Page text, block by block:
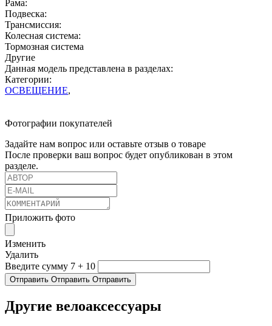
Рама:
Подвеска:
Трансмиссия:
Колесная система:
Тормозная система
Другие
Данная модель представлена в разделах:
Категории:
ОСВЕЩЕНИЕ,
Фотографии покупателей
Задайте нам вопрос или оставьте отзыв о товаре
После проверки ваш вопрос будет опубликован в этом
разделе.
Приложить фото
Изменить
Удалить
Введите сумму 7 + 10
Отправить Отправить Отправить
Другие велоаксессуары